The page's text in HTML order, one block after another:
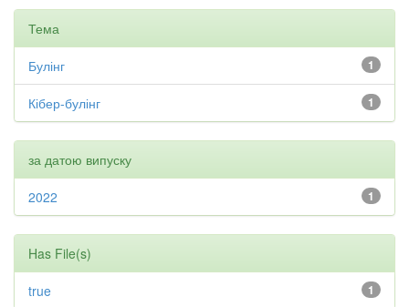
Тема
1
Булінг
1
Кібер-булінг
за датою випуску
1
2022
Has File(s)
1
true